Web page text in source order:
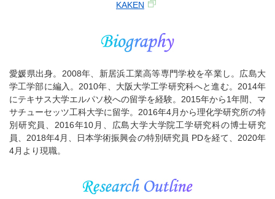
KAKEN
愛媛県出身。2008年、新居浜工業高等専門学校を卒業し。広島大
学工学部に編入。2010年、大阪大学工学研究科へと進む。2014年
にテキサス大学エルパソ校への留学を経験。2015年から1年間、マ
サチューセッツ工科大学に留学。2016年4月から理化学研究所の特
別研究員、2016年10月、広島大学大学院工学研究科の博士研究
員、2018年4月、日本学術振興会の特別研究員 PDを経て、2020年
4月より現職。